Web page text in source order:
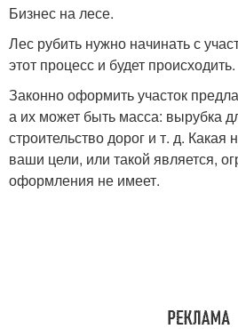
Бизнес на лесе.
Лес рубить нужно начинать с
этот процесс и будет происходить.
Законно оформить участок
а их может быть масса: вырубка
строительство дорог и т. д.
ваши цели, или такой является,
оформления не имеет.